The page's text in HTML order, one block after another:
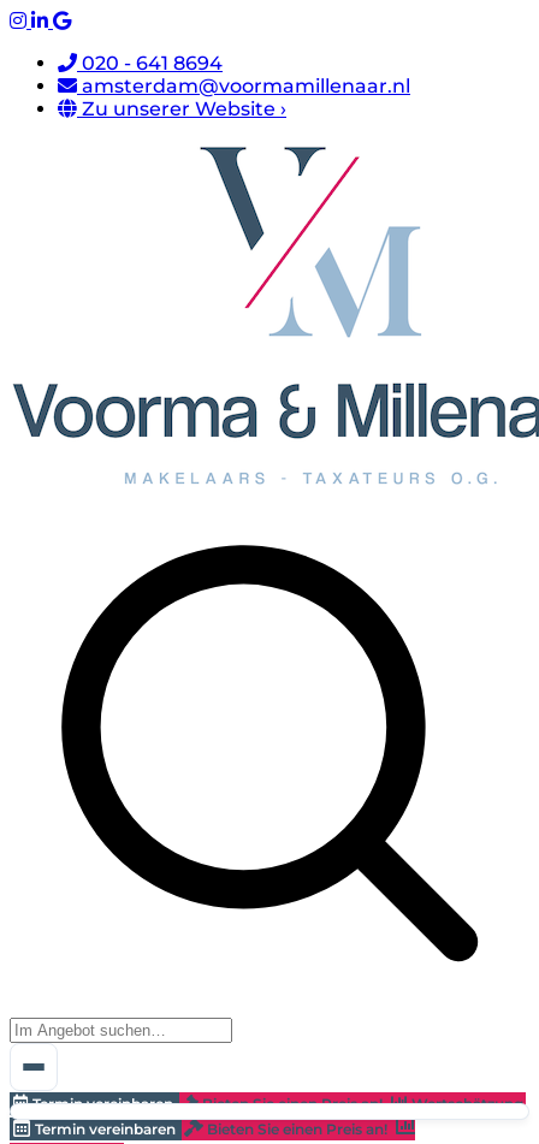
020 - 641 8694
amsterdam@voormamillenaar.nl
Zu unserer Website ›
Termin vereinbaren Bieten Sie einen Preis an!
Wertschätzung
Termin vereinbaren
Bieten Sie einen Preis an!